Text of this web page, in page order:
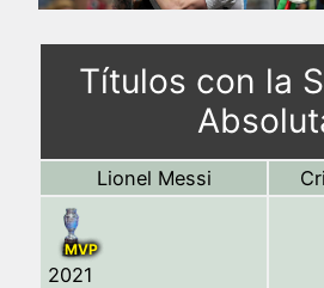
Títulos con la
Lionel Messi
MVP
2021